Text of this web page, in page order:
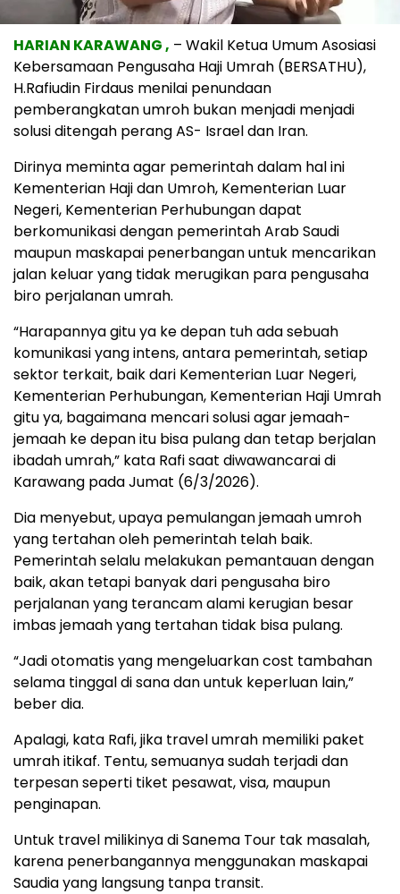
HARIAN KARAWANG , – Wakil Ketua Umum Asosiasi
Kebersamaan Pengusaha Haji Umrah (BERSATHU),
H.Rafiudin Firdaus menilai penundaan
pemberangkatan umroh bukan menjadi menjadi
solusi ditengah perang AS- Israel dan Iran.
Dirinya meminta agar pemerintah dalam hal ini
Kementerian Haji dan Umroh, Kementerian Luar
Negeri, Kementerian Perhubungan dapat
berkomunikasi dengan pemerintah Arab Saudi
maupun maskapai penerbangan untuk mencarikan
jalan keluar yang tidak merugikan para pengusaha
biro perjalanan umrah.
“Harapannya gitu ya ke depan tuh ada sebuah
komunikasi yang intens, antara pemerintah, setiap
sektor terkait, baik dari Kementerian Luar Negeri,
Kementerian Perhubungan, Kementerian Haji Umrah
gitu ya, bagaimana mencari solusi agar jemaah-
jemaah ke depan itu bisa pulang dan tetap berjalan
ibadah umrah,” kata Rafi saat diwawancarai di
Karawang pada Jumat (6/3/2026).
Dia menyebut, upaya pemulangan jemaah umroh
yang tertahan oleh pemerintah telah baik.
Pemerintah selalu melakukan pemantauan dengan
baik, akan tetapi banyak dari pengusaha biro
perjalanan yang terancam alami kerugian besar
imbas jemaah yang tertahan tidak bisa pulang.
“Jadi otomatis yang mengeluarkan cost tambahan
selama tinggal di sana dan untuk keperluan lain,”
beber dia.
Apalagi, kata Rafi, jika travel umrah memiliki paket
umrah itikaf. Tentu, semuanya sudah terjadi dan
terpesan seperti tiket pesawat, visa, maupun
penginapan.
Untuk travel milikinya di Sanema Tour tak masalah,
karena penerbangannya menggunakan maskapai
Saudia yang langsung tanpa transit.